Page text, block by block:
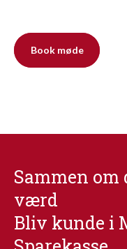
Book møde
Sammen om
værd
Bliv kunde i